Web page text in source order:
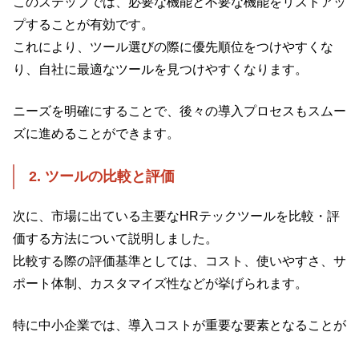
プすることが有効です。
これにより、ツール選びの際に優先順位をつけやすくな
り、自社に最適なツールを見つけやすくなります。
ニーズを明確にすることで、後々の導入プロセスもスムー
ズに進めることができます。
2. ツールの比較と評価
次に、市場に出ている主要なHRテックツールを比較・評
価する方法について説明しました。
比較する際の評価基準としては、コスト、使いやすさ、サ
ポート体制、カスタマイズ性などが挙げられます。
特に中小企業では、導入コストが重要な要素となることが